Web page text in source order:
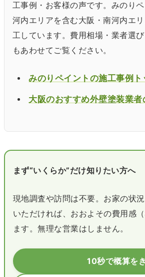
工事例・お客様の声です。みのり
河内エリアを含む大阪・南河内エ
工しています。費用相場・業者選
もあわせてご覧ください。
みのりペイントの施工事例ト
大阪のおすすめ外壁塗装業者
まず“いくらか”だけ知りたい方へ
現地調査や訪問は不要。お家の状
いただければ、おおよその費用感
ます。無理な営業はしません。
10秒で概算を